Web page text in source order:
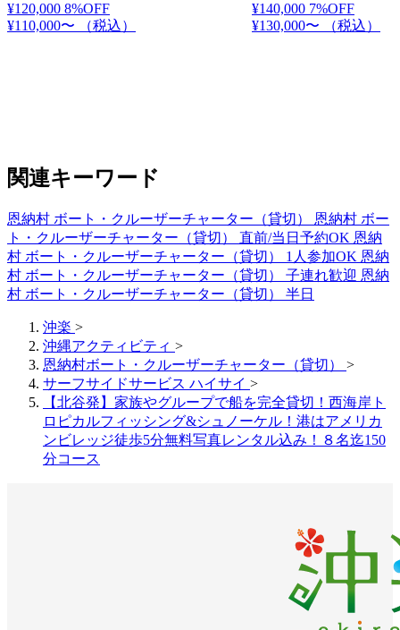
¥120,000 8%OFF
¥110,000〜
（税込）
¥140,000 7%OFF
¥130,000〜
（税込）
関連キーワード
恩納村 ボート・クルーザーチャーター（貸切） 恩納村 ボー
ト・クルーザーチャーター（貸切） 直前/当日予約OK 恩納
村 ボート・クルーザーチャーター（貸切） 1人参加OK 恩納
村 ボート・クルーザーチャーター（貸切） 子連れ歓迎 恩納
村 ボート・クルーザーチャーター（貸切） 半日
沖楽 >
沖縄アクティビティ >
恩納村ボート・クルーザーチャーター（貸切） >
サーフサイドサービス ハイサイ >
【北谷発】家族やグループで船を完全貸切！西海岸ト
ロピカルフィッシング&シュノーケル！港はアメリカ
ンビレッジ徒歩5分無料写真レンタル込み！８名迄150
分コース